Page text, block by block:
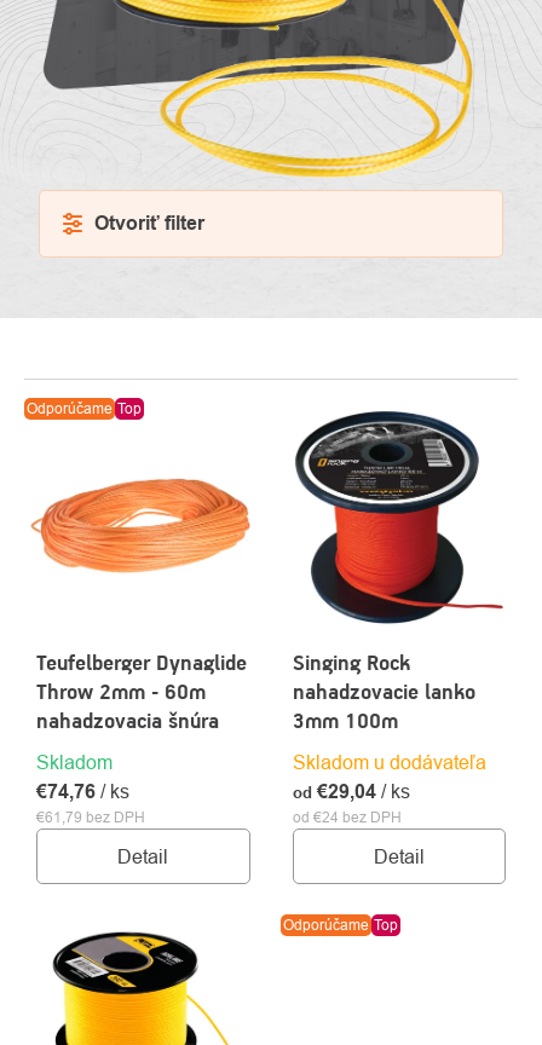
nás
Kontakty
Otvoriť filter
VÝPIS
Odporúčame Top
Teufelberger Dynaglide
Throw 2mm - 60m
nahadzovacia šnúra
Skladom
€61,79 bez DPH
€74,76 / ks
Detail
Singing Rock
nahadzovacie lanko
3mm 100m
Skladom u dodávateľa
od €24 bez DPH
od €29,04 / ks
Detail
Odporúčame Top